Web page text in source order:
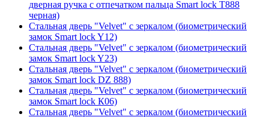
дверная ручка с отпечатком пальца Smart lock T888
черная)
Стальная дверь "Velvet" с зеркалом (биометрический
замок Smart lock Y12)
Стальная дверь "Velvet" с зеркалом (биометрический
замок Smart lock Y23)
Стальная дверь "Velvet" с зеркалом (биометрический
замок Smart lock DZ 888)
Стальная дверь "Velvet" с зеркалом (биометрический
замок Smart lock К06)
Стальная дверь "Velvet" с зеркалом (биометрический